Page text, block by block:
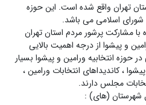
تهران واقع شده است. این حوزه
با مشارکت پرشور مردم استان تهران
و پیشوا از درجه اهمیت بالایی
حوزه انتخابیه ورامین و پیشوا بسیار
،کاندیداهای انتخابات ورامین ،
مجلس دارند.
شهرستان (های) :